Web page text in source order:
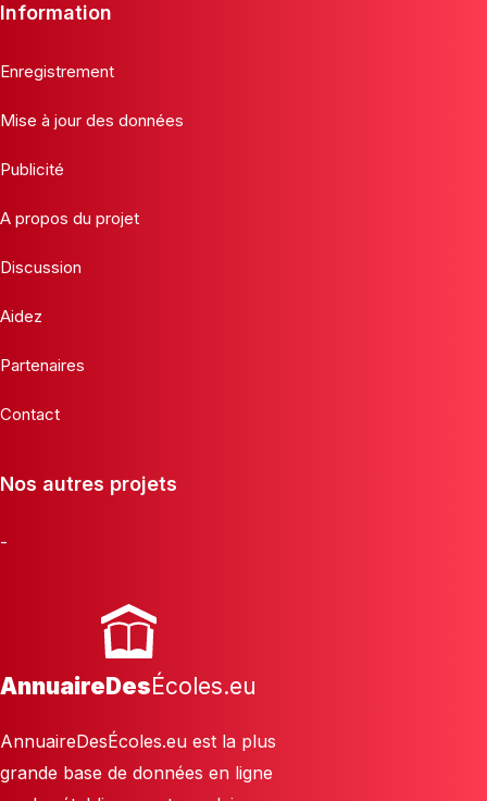
Information
Enregistrement
Mise à jour des données
Publicité
A propos du projet
Discussion
Aidez
Partenaires
Contact
Nos autres projets
-
AnnuaireDesÉcoles.eu
AnnuaireDesÉcoles.eu est la plus
grande base de données en ligne